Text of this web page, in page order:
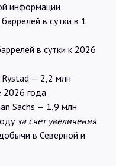
информации
в сутки в 1
в сутки к 2026
Rystad — 2,2 млн
2026 года
Sachs — 1,9 млн
за счет увеличения
в Северной и